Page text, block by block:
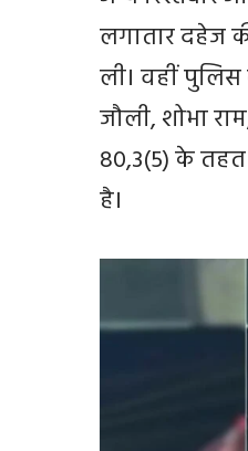
लगातार दहेज
ली। वहीं
जौली, शोभा
80,3(5) के तहत
है।